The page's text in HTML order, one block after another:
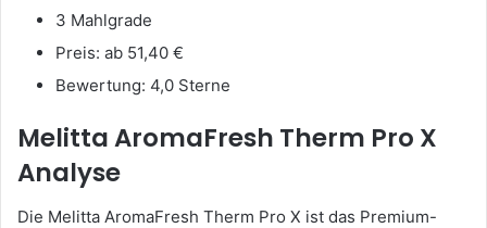
3 Mahlgrade
Preis: ab 51,40 €
Bewertung: 4,0 Sterne
Melitta AromaFresh Therm Pro X
Analyse
Die Melitta AromaFresh Therm Pro X ist das Premium-